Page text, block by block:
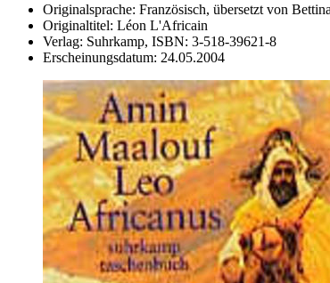
Originalsprache: Französisch, übersetzt von
Originaltitel: Léon L'Africain
Verlag: Suhrkamp, ISBN: 3-518-39621-8
Erscheinungsdatum: 24.05.2004